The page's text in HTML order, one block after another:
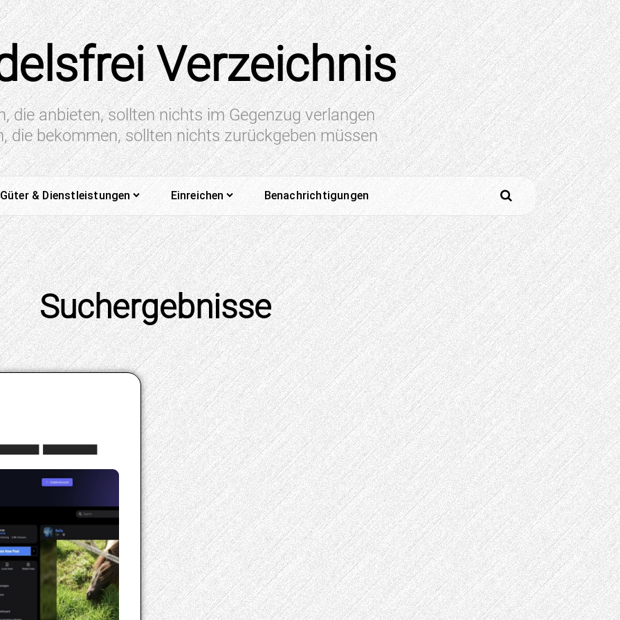
Verzeichnis
die anbieten, sollten nichts im Gegenzug verlangen
die bekommen, sollten nichts zurückgeben müssen
Güter & Dienstleistungen Einreichen Benachrichtigungen